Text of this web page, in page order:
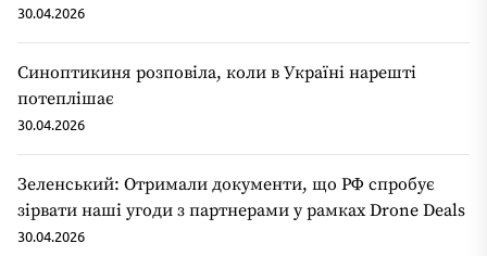
30.04.2026
Синоптикиня розповіла, коли в Україні нарешті
потеплішає
30.04.2026
Зеленський: Отримали документи, що РФ спробує
зірвати наші угоди з партнерами у рамках Drone Deals
30.04.2026